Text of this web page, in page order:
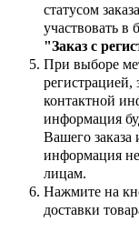
статусом
участвовать
"Заказ с
При выборе
регистрацией,
контактной
информация
Вашего заказа
информация не
лицам.
Нажмите на
доставки